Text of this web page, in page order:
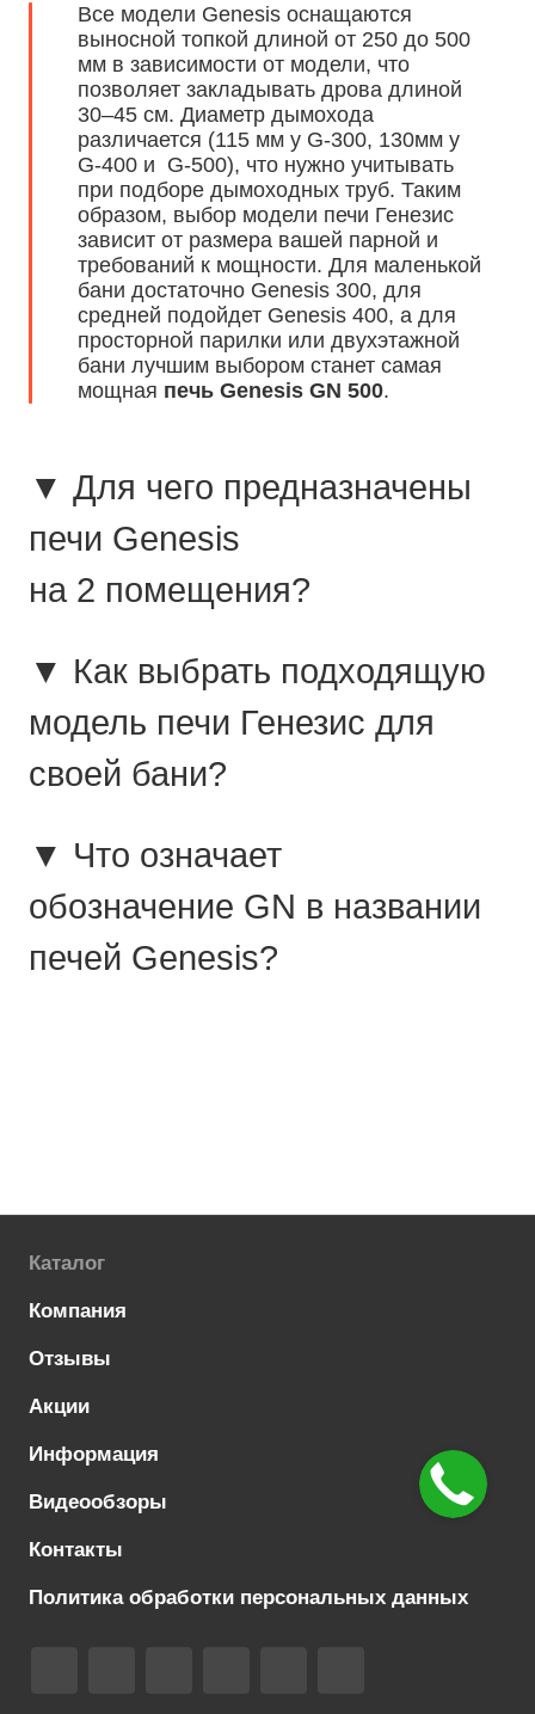
Все модели Genesis оснащаются
выносной топкой длиной от 250 до 500
мм в зависимости от модели, что
позволяет закладывать дрова длиной
30–45 см. Диаметр дымохода
различается (115 мм у G-300, 130мм у
G-400 и G-500), что нужно учитывать
при подборе дымоходных труб. Таким
образом, выбор модели печи Генезис
зависит от размера вашей парной и
требований к мощности. Для маленькой
бани достаточно Genesis 300, для
средней подойдет Genesis 400, а для
просторной парилки или двухэтажной
бани лучшим выбором станет самая
мощная печь Genesis GN 500.
▼ Для чего предназначены
печи Genesis
на 2 помещения?
▼ Как выбрать подходящую
модель печи Генезис для
своей бани?
▼ Что означает
обозначение GN в названии
печей Genesis?
Каталог
Компания
Отзывы
Акции
Информация
Видеообзоры
Контакты
Политика обработки персональных данных